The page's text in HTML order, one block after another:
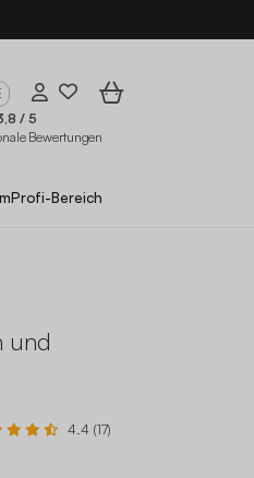
/ 5
Bewertungen
Profi-Bereich
und
4.4 (17)